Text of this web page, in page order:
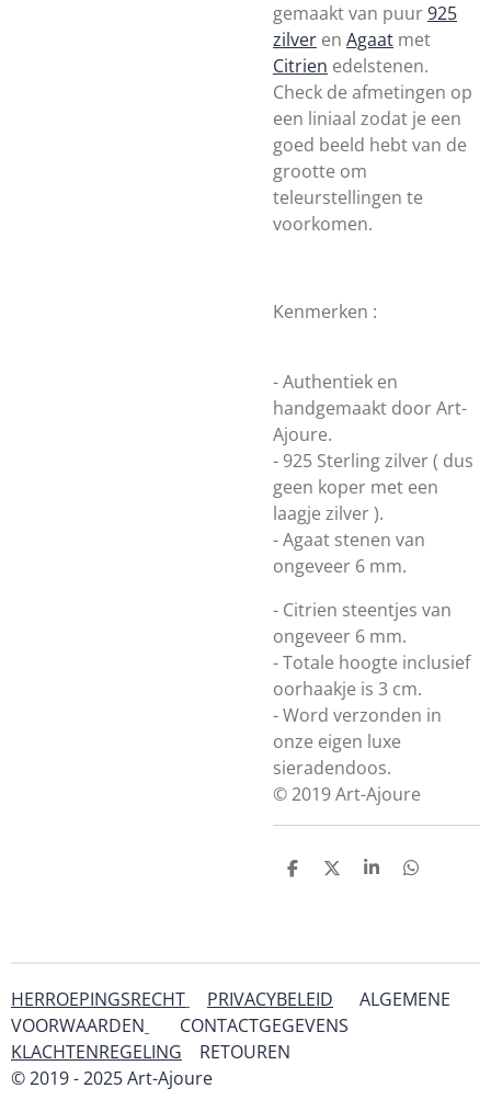
gemaakt van puur925
zilver en Agaat met
Citrien edelstenen.
Check de afmetingen op
een liniaal zodat je een
goed beeld hebt van de
grootte om
teleurstellingen te
voorkomen.
Kenmerken :
- Authentiek en
handgemaakt door Art-
Ajoure.
- 925 Sterling zilver ( dus
geen koper met een
laagje zilver ).
- Agaat stenen van
ongeveer 6 mm.
- Citrien steentjes van
ongeveer 6 mm.
- Totale hoogte inclusief
oorhaakje is 3 cm.
- Word verzonden in
onze eigen luxe
sieradendoos.
© 2019 Art-Ajoure
D
D
S
D
HERROEPINGSRECHT PRIVACYBELEID
ALGEMENE
VOORWAARDEN
CONTACTGEGEVENS
KLACHTENREGELING
RETOUREN
© 2019 - 2025 Art-Ajoure